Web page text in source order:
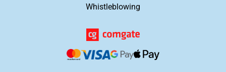
Whistleblowing